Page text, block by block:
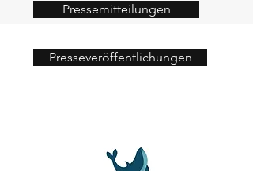
Pressemitteilungen
Presseveröffentlichungen